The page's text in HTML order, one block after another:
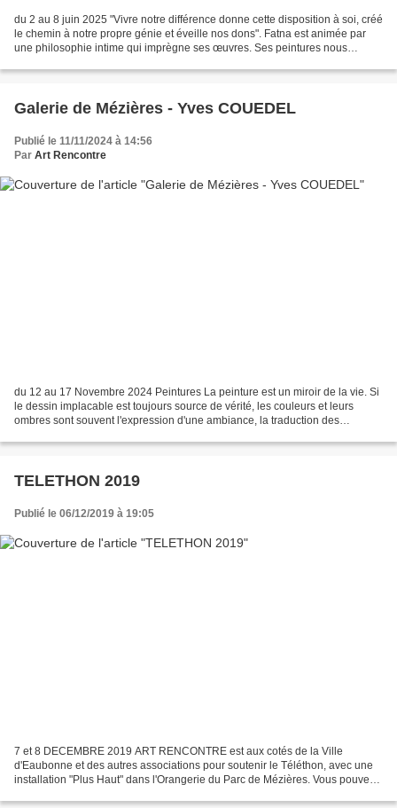
du 2 au 8 juin 2025 "Vivre notre différence donne cette disposition à soi, créé
le chemin à notre propre génie et éveille nos dons". Fatna est animée par
une philosophie intime qui imprègne ses œuvres. Ses peintures nous
Galerie de Mézières - Yves COUEDEL
Publié le 11/11/2024 à 14:56
Par Art Rencontre
du 12 au 17 Novembre 2024 Peintures La peinture est un miroir de la vie. Si
le dessin implacable est toujours source de vérité, les couleurs et leurs
ombres sont souvent l'expression d'une ambiance, la traduction des
TELETHON 2019
Publié le 06/12/2019 à 19:05
7 et 8 DECEMBRE 2019 ART RENCONTRE est aux cotés de la Ville
d'Eaubonne et des autres associations pour soutenir le Téléthon, avec une
installation "Plus Haut" dans l'Orangerie du Parc de Mézières. Vous pouvez